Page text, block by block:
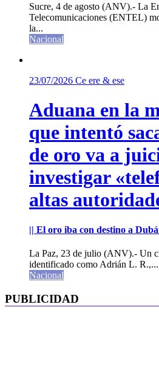
Sucre, 4 de agosto (ANV).- La
Telecomunicaciones (ENTEL)
la...
Nacional
23/07/2026 Ce ere & ese
Aduana en la
que intentó
de oro va a
investigar
altas
|| El oro iba con destino a
La Paz, 23 de julio (ANV).- Un
identificado como Adrián L. R.,...
Nacional
PUBLICIDAD